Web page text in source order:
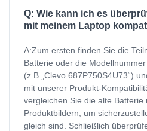
Q: Wie kann ich es
mit meinem Laptop
A:Zum ersten finden Sie die
Batterie oder die
(z.B „Clevo 687P750S4U73“)
mit unserer Produkt-
vergleichen Sie die alte Batterie
Produktbildern, um
gleich sind. Schließlich